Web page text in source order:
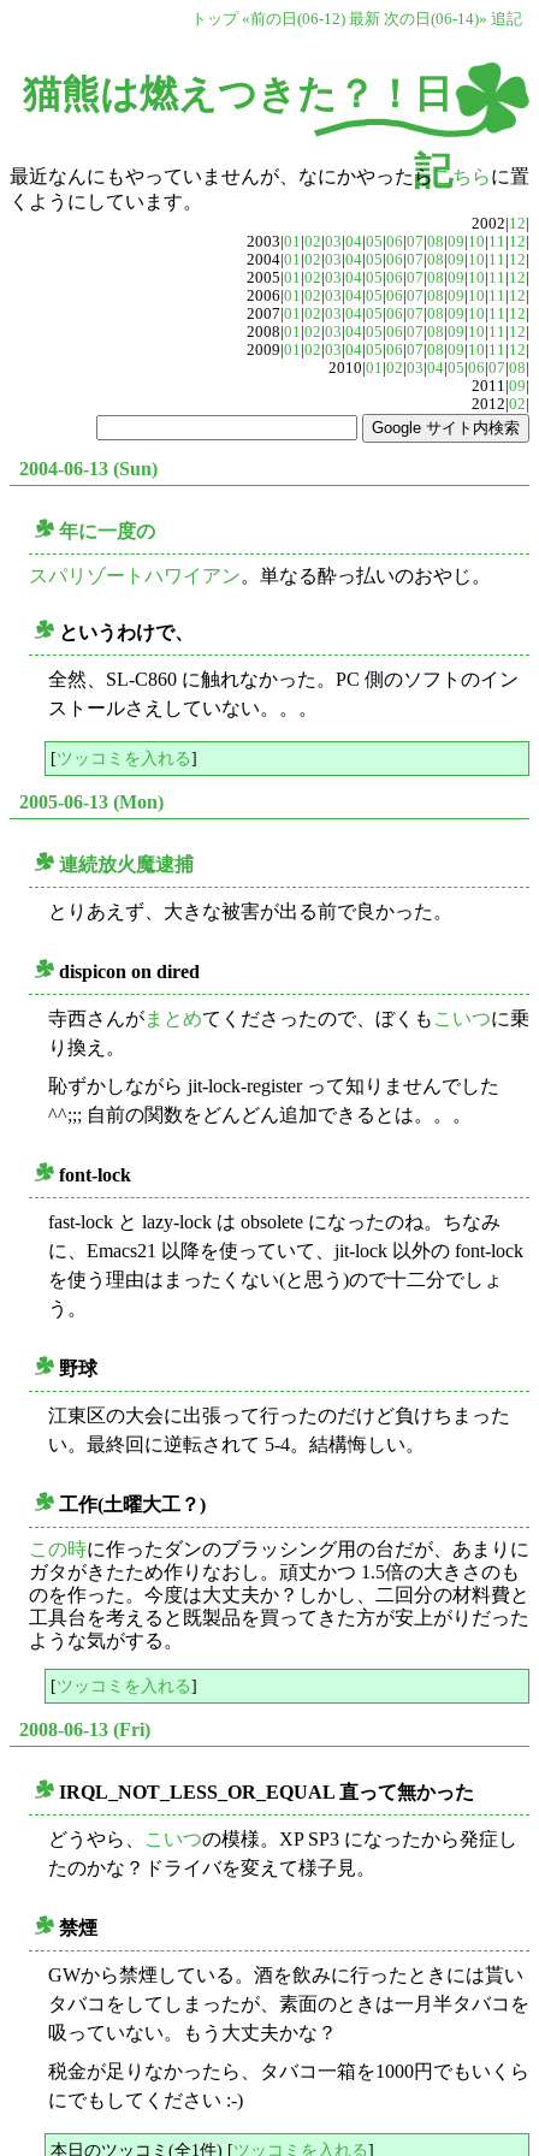
トップ «前の日(06-12) 最新 次の日(06-14)» 追記
猫熊は燃えつきた？！日
記
最近なんにもやっていませんが、なにかやったら こちらに置
くようにしています。
2002|12|
2003|01|02|03|04|05|06|07|08|09|10|11|12|
2004|01|02|03|04|05|06|07|08|09|10|11|12|
2005|01|02|03|04|05|06|07|08|09|10|11|12|
2006|01|02|03|04|05|06|07|08|09|10|11|12|
2007|01|02|03|04|05|06|07|08|09|10|11|12|
2008|01|02|03|04|05|06|07|08|09|10|11|12|
2009|01|02|03|04|05|06|07|08|09|10|11|12|
2010|01|02|03|04|05|06|07|08|
2011|09|
2012|02|
2004-06-13 (Sun)
年に一度の
スパリゾートハワイアン。単なる酔っ払いのおやじ。
というわけで、
全然、SL-C860 に触れなかった。PC 側のソフトのイン
ストールさえしていない。。。
[ツッコミを入れる]
2005-06-13 (Mon)
連続放火魔逮捕
とりあえず、大きな被害が出る前で良かった。
dispicon on dired
寺西さんがまとめてくださったので、ぼくも こいつに乗
り換え。
恥ずかしながら jit-lock-register って知りませんでした
^^;;; 自前の関数をどんどん追加できるとは。。。
font-lock
fast-lock と lazy-lock は obsolete になったのね。ちなみ
に、Emacs21 以降を使っていて、jit-lock 以外の font-lock
を使う理由はまったくない(と思う)ので十二分でしょ
う。
野球
江東区の大会に出張って行ったのだけど負けちまった
い。最終回に逆転されて 5-4。結構悔しい。
工作(土曜大工？)
この時に作ったダンのブラッシング用の台だが、あまりに
ガタがきたため作りなおし。頑丈かつ 1.5倍の大きさのも
のを作った。今度は大丈夫か？しかし、二回分の材料費と
工具台を考えると既製品を買ってきた方が安上がりだった
ような気がする。
[ツッコミを入れる]
2008-06-13 (Fri)
IRQL_NOT_LESS_OR_EQUAL 直って無かった
どうやら、 こいつの模様。XP SP3 になったから発症し
たのかな？ドライバを変えて様子見。
禁煙
GWから禁煙している。酒を飲みに行ったときには貰い
タバコをしてしまったが、素面のときは一月半タバコを
吸っていない。もう大丈夫かな？
税金が足りなかったら、タバコ一箱を1000円でもいくら
にでもしてください :-)
本日のツッコミ(全1件) [ツッコミを入れる]